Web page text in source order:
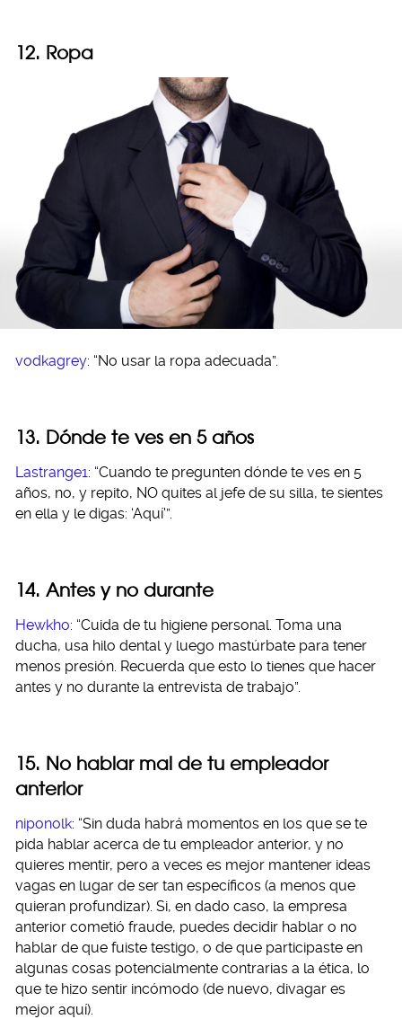
12. Ropa
vodkagrey: “No usar la ropa adecuada”.
13. Dónde te ves en 5 años
Lastrange1: “Cuando te pregunten dónde te ves en 5
años, no, y repito, NO quites al jefe de su silla, te sientes
en ella y le digas: ‘Aquí'”.
14. Antes y no durante
Hewkho: “Cuida de tu higiene personal. Toma una
ducha, usa hilo dental y luego mastúrbate para tener
menos presión. Recuerda que esto lo tienes que hacer
antes y no durante la entrevista de trabajo”.
15. No hablar mal de tu empleador
anterior
niponolk: “Sin duda habrá momentos en los que se te
pida hablar acerca de tu empleador anterior, y no
quieres mentir, pero a veces es mejor mantener ideas
vagas en lugar de ser tan específicos (a menos que
quieran profundizar). Si, en dado caso, la empresa
anterior cometió fraude, puedes decidir hablar o no
hablar de que fuiste testigo, o de que participaste en
algunas cosas potencialmente contrarias a la ética, lo
que te hizo sentir incómodo (de nuevo, divagar es
mejor aquí).